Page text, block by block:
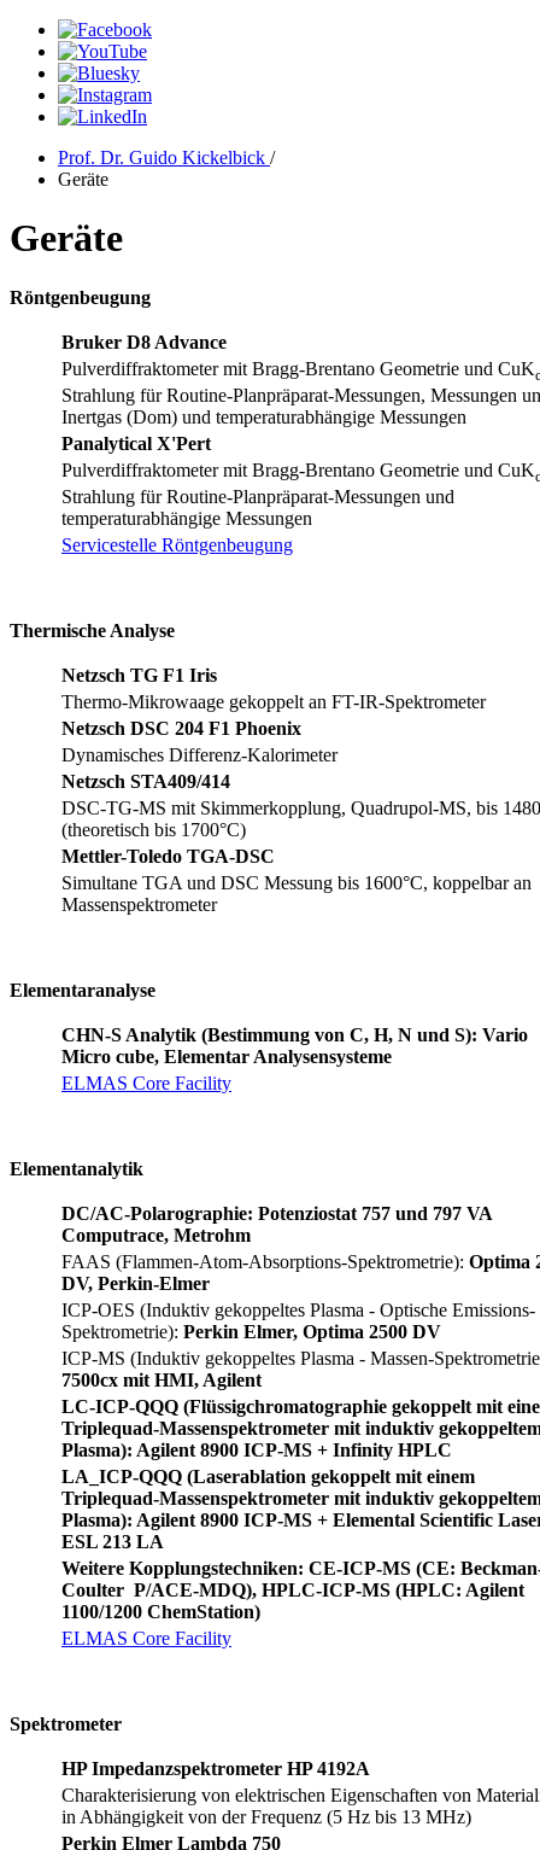
Prof. Dr. Guido Kickelbick /
Geräte
Geräte
Röntgenbeugung
Bruker D8 Advance
Pulverdiffraktometer mit Bragg-Brentano Geometrie und CuK
Strahlung für Routine-Planpräparat-Messungen, Messungen
Inertgas (Dom) und temperaturabhängige Messungen
Panalytical X'Pert
Pulverdiffraktometer mit Bragg-Brentano Geometrie und CuK
Strahlung für Routine-Planpräparat-Messungen und
temperaturabhängige Messungen
Servicestelle Röntgenbeugung
Thermische Analyse
Netzsch TG F1 Iris
Thermo-Mikrowaage gekoppelt an FT-IR-Spektrometer
Netzsch DSC 204 F1 Phoenix
Dynamisches Differenz-Kalorimeter
Netzsch STA409/414
DSC-TG-MS mit Skimmerkopplung, Quadrupol-MS, bis
(theoretisch bis 1700°C)
Mettler-Toledo TGA-DSC
Simultane TGA und DSC Messung bis 1600°C, koppelbar an
Massenspektrometer
Elementaranalyse
CHN-S Analytik (Bestimmung von C, H, N und S): Vario
Micro cube, Elementar Analysensysteme
ELMAS Core Facility
Elementanalytik
DC/AC-Polarographie: Potenziostat 757 und 797 VA
Computrace, Metrohm
FAAS (Flammen-Atom-Absorptions-Spektrometrie): Optima
DV, Perkin-Elmer
ICP-OES (Induktiv gekoppeltes Plasma - Optische Emissions-
Spektrometrie): Perkin Elmer, Optima 2500 DV
ICP-MS (Induktiv gekoppeltes Plasma - Massen-
7500cx mit HMI, Agilent
LC-ICP-QQQ (Flüssigchromatographie gekoppelt mit
Triplequad-Massenspektrometer mit induktiv
Plasma): Agilent 8900 ICP-MS + Infinity HPLC
LA_ICP-QQQ (Laserablation gekoppelt mit einem
Triplequad-Massenspektrometer mit induktiv
Plasma): Agilent 8900 ICP-MS + Elemental Scientific
ESL 213 LA
Weitere Kopplungstechniken: CE-ICP-MS (CE:
Coulter P/ACE-MDQ), HPLC-ICP-MS (HPLC: Agilent
1100/1200 ChemStation)
ELMAS Core Facility
Spektrometer
HP Impedanzspektrometer HP 4192A
Charakterisierung von elektrischen Eigenschaften von
in Abhängigkeit von der Frequenz (5 Hz bis 13 MHz)
Perkin Elmer Lambda 750